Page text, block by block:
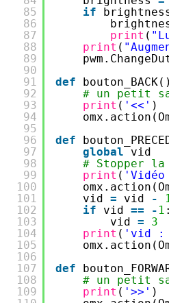
85
86
87
88
89
90
91
92
93
94
95
96
97
98
99
100
101
102
103
104
105
106
107
108
109
if
print (
print (
def
# un petit
print ( '<<' )
def
global
vid
# Stopper
print ( 'Vidéo
vid = vid - 1
if
vid == - 1 :
vid =
3
print ( 'vid :
def
# un petit
print ( '>>' )